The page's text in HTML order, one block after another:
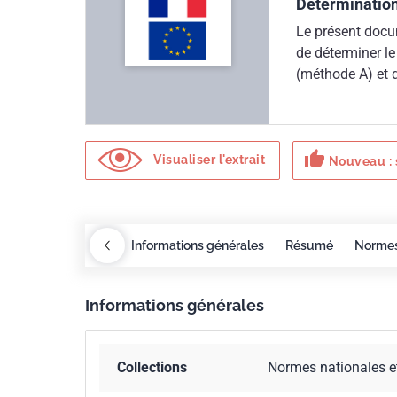
Le présent
de déterminer
(méthode A) et
Visualiser l'extrait thumb_up Nouveau :
COBAZ Informations générales Résumé
Informations générales
Collections Normes nationales